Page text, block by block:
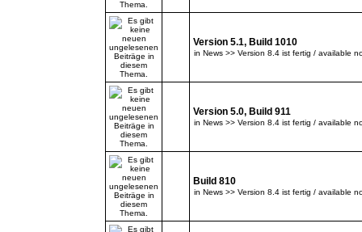
Version 5.1, Build 1010
in News >> Version 8.4 ist fertig / available
Version 5.0, Build 911
in News >> Version 8.4 ist fertig / available
Build 810
in News >> Version 8.4 ist fertig / available